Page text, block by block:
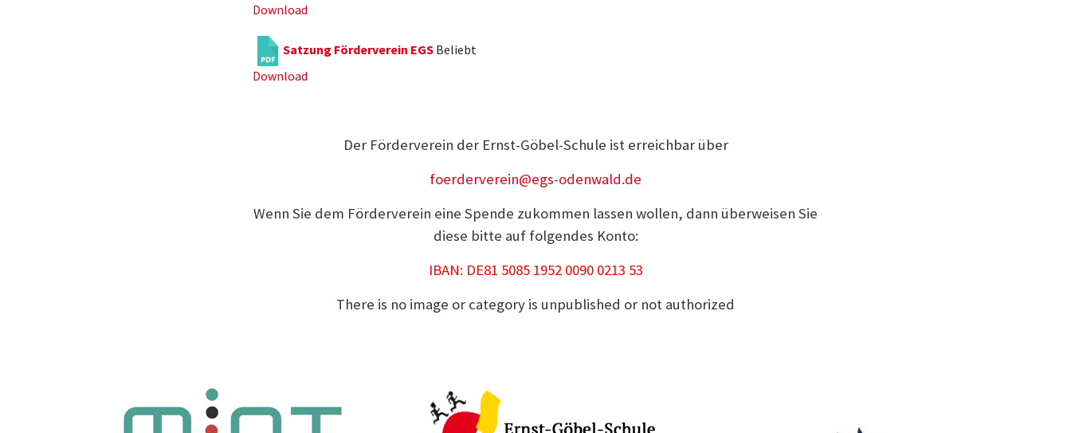
Download
Satzung Förderverein EGS Beliebt
Download
Der Förderverein der Ernst-Göbel-Schule ist erreichbar über
foerderverein@egs-odenwald.de
Wenn Sie dem Förderverein eine Spende zukommen lassen wollen, dann überweisen Sie
diese bitte auf folgendes Konto:
IBAN: DE81 5085 1952 0090 0213 53
There is no image or category is unpublished or not authorized